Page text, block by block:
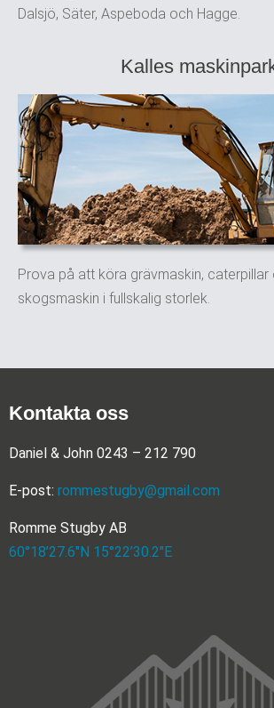
Dalsjö, Säter, Aspeboda och Hagge.
Kalles
Prova på att köra grävmaskin, caterpillar
skogsmaskin i fullskalig storlek.
Kontakta oss
Daniel & John 0243 – 212 790
E-post: rommestugby@gmail.com
Romme Stugby AB
60°18’27.6″N 15°22’30.2″E